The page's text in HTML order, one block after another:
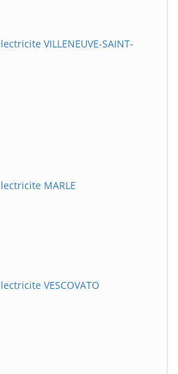
VILLENEUVE-SAINT-
MARLE
VESCOVATO